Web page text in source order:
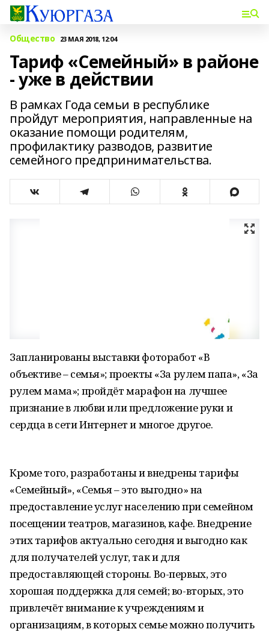
Общество 23 МАЯ 2018, 12:04
Тариф «Семейный» в районе
- уже в действии
В рамках Года семьи в республике
пройдут мероприятия, направленные на
оказание помощи родителям,
профилактику разводов, развитие
семейного предпринимательства.
Запланированы выставки фоторабот «В
объективе – семья»; проекты «За рулем папа», «За
рулем мама»; пройдёт марафон на лучшее
признание в любви или предложение руки и
сердца в сети Интернет и многое другое.
Кроме того, разработаны и внедрены тарифы
«Семейный», «Семья – это выгодно» на
предоставление услуг населению при семейном
посещении театров, магазинов, кафе. Внедрение
этих тарифов актуально сегодня и выгодно как
для получателей услуг, так и для
предоставляющей стороны. Во-первых, это
хорошая поддержка для семей; во-вторых, это
привлечёт внимание к учреждениям и
организациям, в которых семье можно получить